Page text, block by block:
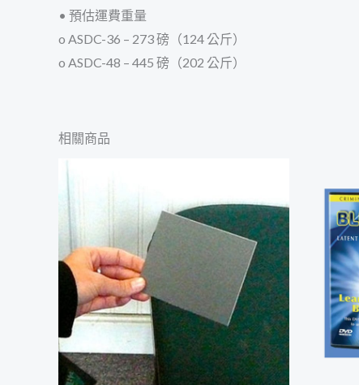
• 預估運費重量
o ASDC-36 – 273 磅（124 公斤）
o ASDC-48 – 445 磅（202 公斤）
相關商品